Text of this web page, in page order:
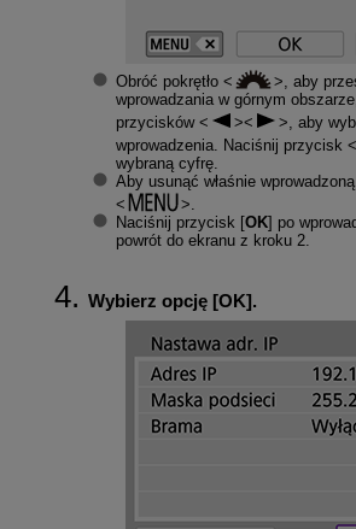
Obróć pokrętło
, aby
wprowadzania w górnym
przycisków
, aby
wprowadzenia. Naciśnij przycisk
wybraną cyfrę.
Aby usunąć właśnie
Naciśnij przycisk [OK] po
powrót do ekranu z kroku 2.
Wybierz opcję [OK].